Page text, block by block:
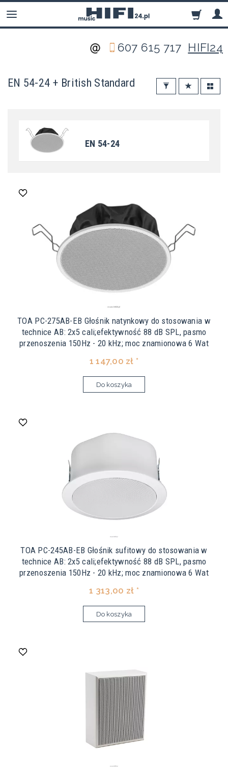
607 615 717 HIFI24
EN 54-24 + British Standard
EN 54-24
TOA PC-275AB-EB Głośnik natynkowy do stosowania w
technice AB: 2x5 cali;efektywność 88 dB SPL, pasmo
przenoszenia 150Hz - 20 kHz; moc znamionowa 6 Wat
1 147,00 zł *
Do koszyka
TOA PC-245AB-EB Głośnik sufitowy do stosowania w
technice AB: 2x5 cali;efektywność 88 dB SPL, pasmo
przenoszenia 150Hz - 20 kHz; moc znamionowa 6 Wat
1 313,00 zł *
Do koszyka